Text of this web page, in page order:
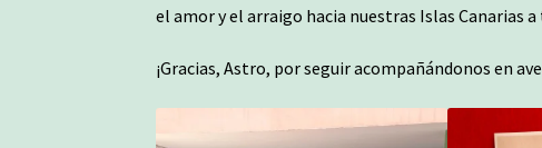
el amor y el arraigo hacia nuestras Islas Canarias
¡Gracias, Astro, por seguir acompañándonos en